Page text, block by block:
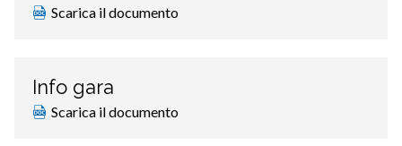
Scarica il documento
Info gara
Scarica il documento